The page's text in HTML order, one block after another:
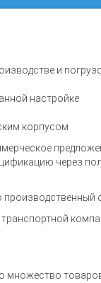
и
настройке
корпусом
через
множество